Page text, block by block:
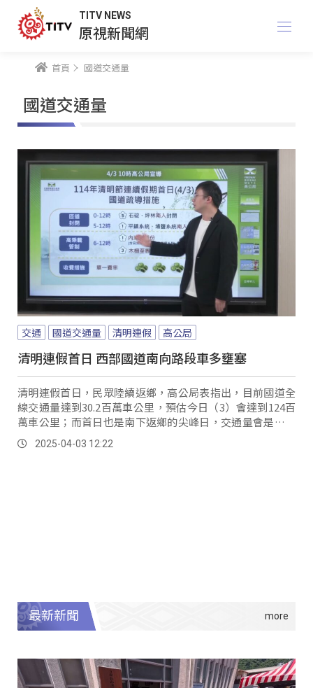
TITV NEWS
原視新聞網
首頁 國道交通量
國道交通量
交通 國道交通量 清明連假 高公局
清明連假首日 西部國道南向路段車多壅塞
清明連假首日，民眾陸續返鄉，高公局表指出，目前國道全
線交通量達到30.2百萬車公里，預估今日（3）會達到124百
萬車公里；而首日也是南下返鄉的尖峰日，交通量會是平日
的1.5倍。
2025-04-03 12:22
最新新聞